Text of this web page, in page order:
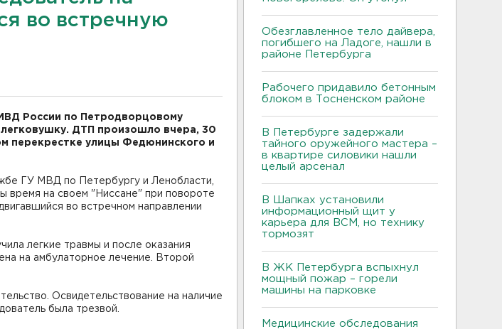
во встречную
России по Петродворцовому
ДТП произошло вчера, 30
перекрестке улицы Федюнинского и
ГУ МВД по Петербургу и Ленобласти,
время на своем "Ниссане" при повороте
во встречном направлении
легкие травмы и после оказания
на амбулаторное лечение. Второй
Освидетельствование на наличие
была трезвой.
Обезглавленное тело дайвера,
погибшего на Ладоге, нашли в
районе Петербурга
Рабочего придавило бетонным
блоком в Тосненском районе
В Петербурге задержали
тайного оружейного мастера –
в квартире силовики нашли
целый арсенал
В Шапках установили
информационный щит у
карьера для ВСМ, но технику
тормозят
В ЖК Петербурга вспыхнул
мощный пожар – горели
машины на парковке
Медицинские обследования